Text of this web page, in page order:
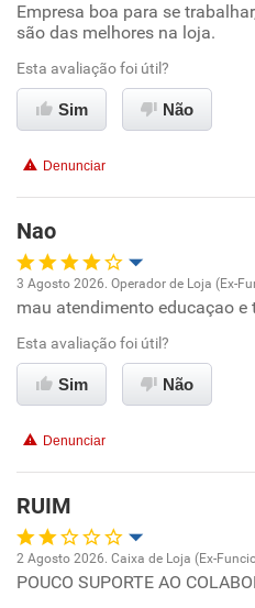
Oportunidade de promoção
Ambiente de trabalho
Conciliação com a vida familiar
Recomenda a diretoria
Empresa boa para se
são das melhores na loja.
Esta avaliação foi útil?
Sim Não
Denunciar
Nao
Oportunidade de promoção
Ambiente de trabalho
Benefícios
Recomenda esta empresa
3 Agosto 2026. Operador de Loja (Ex-
mau atendimento educaçao e
Esta avaliação foi útil?
Sim Não
Denunciar
RUIM
Oportunidade de promoção
2 Agosto 2026. Caixa de Loja (Ex-
POUCO SUPORTE AO